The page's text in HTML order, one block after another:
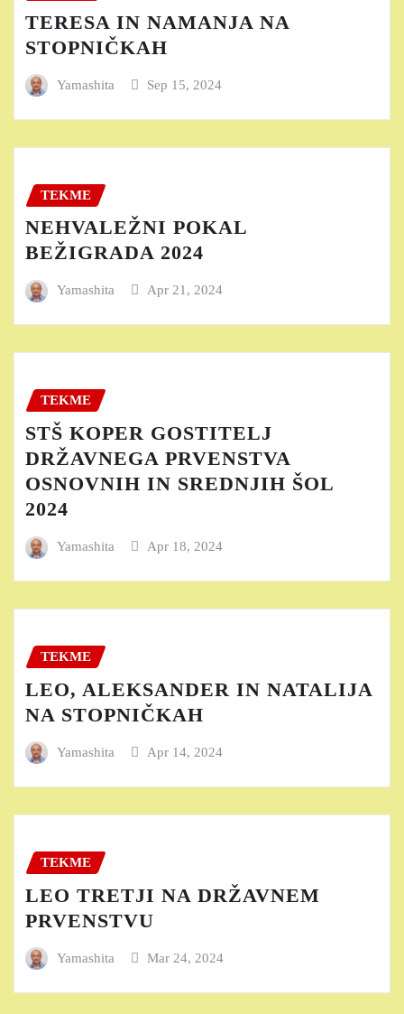
TERESA IN NAMANJA NA
STOPNIČKAH
Yamashita Sep 15, 2024
TEKME
NEHVALEŽNI POKAL
BEŽIGRADA 2024
Yamashita Apr 21, 2024
TEKME
STŠ KOPER GOSTITELJ
DRŽAVNEGA PRVENSTVA
OSNOVNIH IN SREDNJIH ŠOL
2024
Yamashita Apr 18, 2024
TEKME
LEO, ALEKSANDER IN NATALIJA
NA STOPNIČKAH
Yamashita Apr 14, 2024
TEKME
LEO TRETJI NA DRŽAVNEM
PRVENSTVU
Yamashita Mar 24, 2024